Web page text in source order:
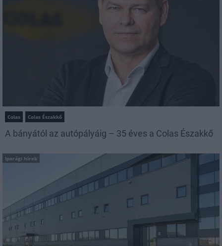
Colas Colas Északkő
A bányától az autópályáig – 35 éves a Colas Északkő
Iparági hírek